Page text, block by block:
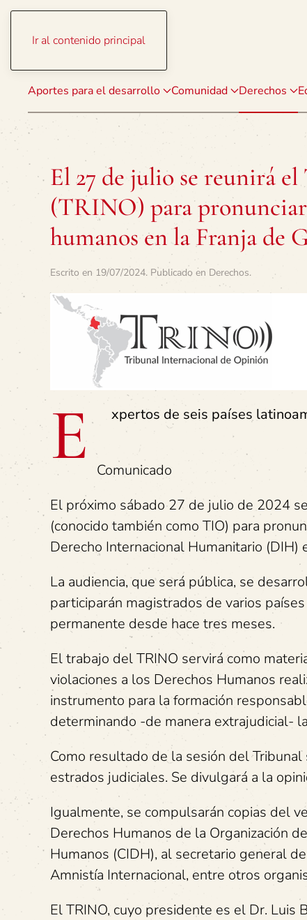
Ir al contenido principal
Aportes para el desarrollo Comunidad Derechos
El 27 de julio se reunirá
(TRINO) para
humanos en la Franja de
Escrito en 19/07/2024. Publicado en Derechos.
E
xpertos de seis países
Comunicado
El próximo sábado 27 de julio de 2024
(conocido también como TIO) para
Derecho Internacional Humanitario
La audiencia, que será pública, se
participarán magistrados de varios
permanente desde hace tres meses.
El trabajo del TRINO servirá como
violaciones a los Derechos Humanos
instrumento para la formación
determinando -de manera extrajudicial-
Como resultado de la sesión del
estrados judiciales. Se divulgará a la
Igualmente, se compulsarán copias del
Derechos Humanos de la Organización
Humanos (CIDH), al secretario general
Amnistía Internacional, entre otros
El TRINO, cuyo presidente es el Dr. Luis